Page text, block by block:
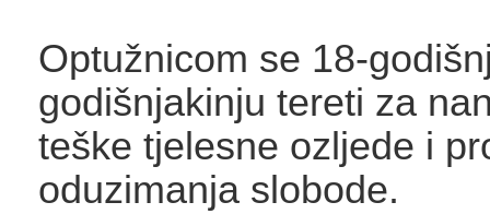
Optužnicom se 18-
godišnjakinju tereti za
teške tjelesne ozljede i
oduzimanja slobode.